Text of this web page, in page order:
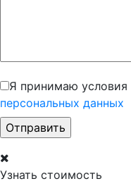
Я принимаю условия
персональных данных
Узнать стоимость